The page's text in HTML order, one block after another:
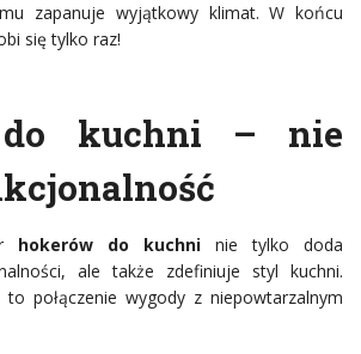
zapanuje wyjątkowy klimat. W końcu
się tylko raz!
do kuchni – nie
hokerów do kuchni nie tylko doda
ale także zdefiniuje styl kuchni.
połączenie wygody z niepowtarzalnym